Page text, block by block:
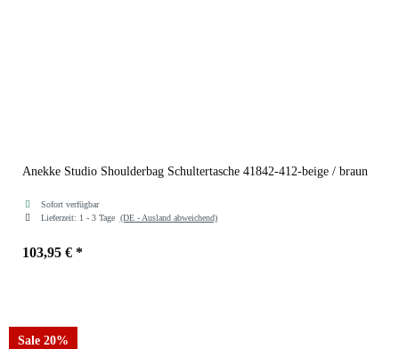
Anekke Studio Shoulderbag Schultertasche 41842-412-beige / braun
Sofort verfügbar
Lieferzeit: 1 - 3 Tage (DE - Ausland abweichend)
103,95 € *
Sale 20%